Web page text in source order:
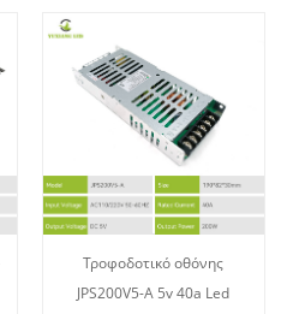
Τροφοδοτικό οθόνης
JPS200V5-A 5v 40a Led